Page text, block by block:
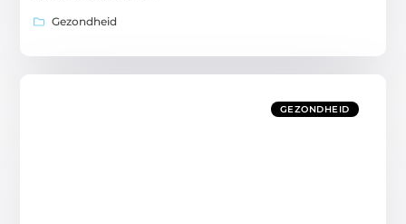
Gezondheid
GEZONDHEID